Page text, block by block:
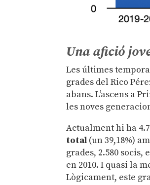
Una afició
Les últimes
grades del Rico
abans. L’ascens a
les noves
Actualment hi ha
total (un 39,18%)
grades, 2.580
en 2010. I quasi la
Lògicament, este